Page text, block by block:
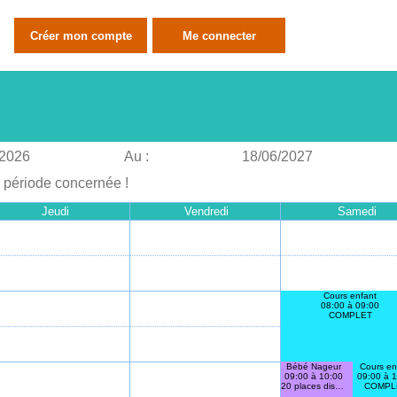
Au :
18/06/2027
concernée !
Jeudi Vendredi Samedi
Cours enfant
08:00 à 09:00
COMPLET
Bébé Nageur
09:00 à 10:00
20 places disponibles
Cours
09:00 à